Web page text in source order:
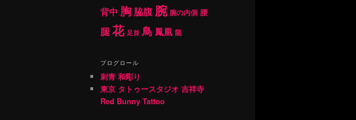
背中 胸 脇腹 腕 腕の内側 腰
腿花 足首 鳥 鳳凰 龍
ブログロール
刺青 和彫り
東京 タトゥースタジオ 吉祥寺
Red Bunny Tattoo